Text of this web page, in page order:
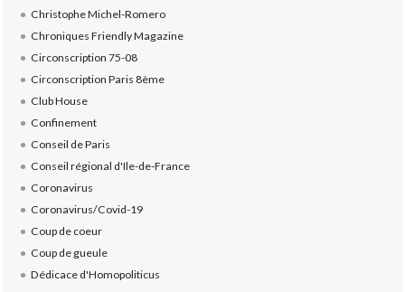
Christophe Michel-Romero
Chroniques Friendly Magazine
Circonscription 75-08
Circonscription Paris 8ème
Club House
Confinement
Conseil de Paris
Conseil régional d'Ile-de-France
Coronavirus
Coronavirus/Covid-19
Coup de coeur
Coup de gueule
Dédicace d'Homopoliticus